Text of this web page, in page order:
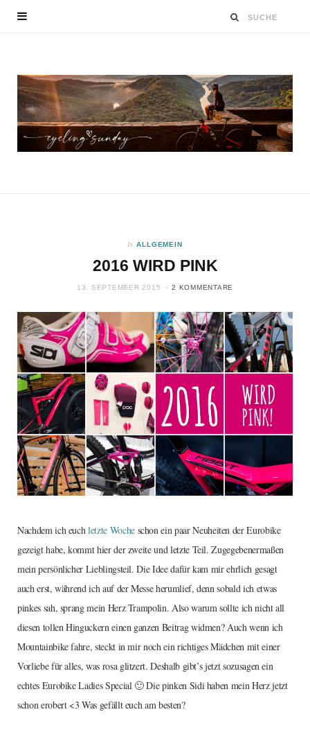
In ALLGEMEIN
2016 WIRD PINK
13. SEPTEMBER 2015 2 KOMMENTARE
Nachdem ich euchletzte Wocheschon ein paar Neuheiten der Eurobike
gezeigt habe, kommt hier der zweite und letzte Teil. Zugegebenermaßen
mein persönlicher Lieblingsteil. Die Idee dafür kam mir ehrlich gesagt
auch erst, während ich auf der Messe herumlief, denn sobald ich etwas
pinkes sah, sprang mein Herz Trampolin. Also warum sollte ich nicht all
diesen tollen Hinguckern einen ganzen Beitrag widmen? Auch wenn ich
Mountainbike fahre, steckt in mir noch ein richtiges Mädchen mit einer
Vorliebe für alles, was rosa glitzert. Deshalb gibt’s jetzt sozusagen ein
echtes Eurobike Ladies Special 🙂 Die pinken Sidi haben mein Herz jetzt
schon erobert <3 Was gefällt euch am besten?